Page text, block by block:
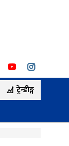
ट्रेन्डीङ्ग